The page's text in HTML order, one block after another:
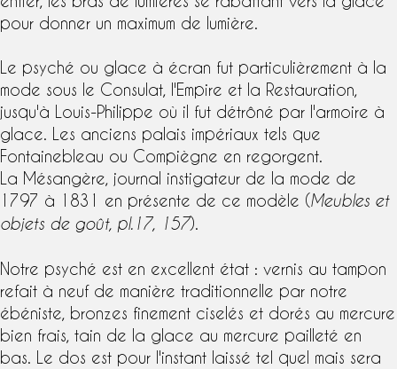
pour donner un maximum de lumière.
Le psyché ou glace à écran fut particulièrement à la
mode sous le Consulat, l'Empire et la Restauration,
jusqu'à Louis-Philippe où il fut détrôné par l'armoire à
glace. Les anciens palais impériaux tels que
Fontainebleau ou Compiègne en regorgent.
La Mésangère, journal instigateur de la mode de
1797 à 1831 en présente de ce modèle (Meubles et
objets de goût, pl.17, 157).
Notre psyché est en excellent état : vernis au tampon
refait à neuf de manière traditionnelle par notre
ébéniste, bronzes finement ciselés et dorés au mercure
bien frais, tain de la glace au mercure pailleté en
bas. Le dos est pour l'instant laissé tel quel mais sera